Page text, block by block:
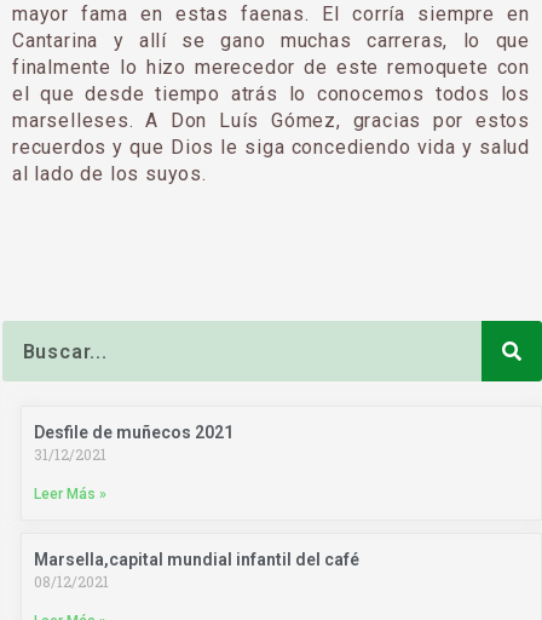
mayor fama en estas faenas. El corría siempre en
Cantarina y allí se gano muchas carreras, lo que
finalmente lo hizo merecedor de este remoquete con
el que desde tiempo atrás lo conocemos todos los
marselleses. A Don Luís Gómez, gracias por estos
recuerdos y que Dios le siga concediendo vida y salud
al lado de los suyos.
Desfile de muñecos 2021
31/12/2021
Leer Más »
Marsella,capital mundial infantil del café
08/12/2021